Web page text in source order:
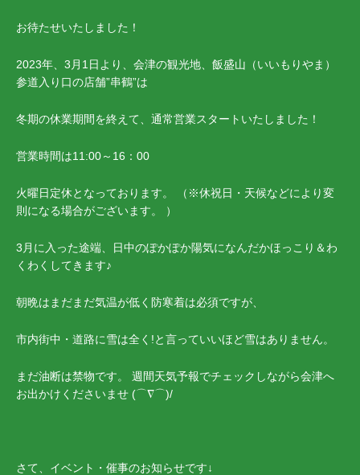
お待たせいたしました！
2023年、3月1日より、会津の観光地、飯盛山（いいもりやま）
参道入り口の店舗”串鶴”は
冬期の休業期間を終えて、通常営業スタートいたしました！
営業時間は11:00～16：00
火曜日定休となっております。 （※休祝日・天候などにより変
則になる場合がございます。 ）
3月に入った途端、日中のぽかぽか陽気になんだかほっこり＆わ
くわくしてきます♪
朝晩はまだまだ気温が低く防寒着は必須ですが、
市内街中・道路に雪は全く!と言っていいほど雪はありません。
まだ油断は禁物です。 週間天気予報でチェックしながら会津へ
お出かけくださいませ (⌒∇⌒)/
さて、イベント・催事のお知らせです↓